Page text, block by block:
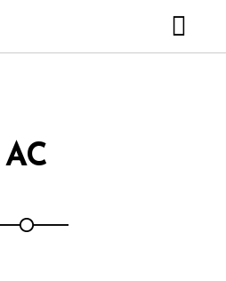
LIVRE
AC